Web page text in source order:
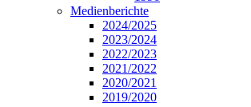
Medienberichte
2024/2025
2023/2024
2022/2023
2021/2022
2020/2021
2019/2020